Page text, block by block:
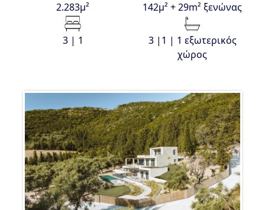
2.283μ² 142μ² + 29m² ξενώνας
3 | 1
3 |1 | 1 εξωτερικός
χώρος